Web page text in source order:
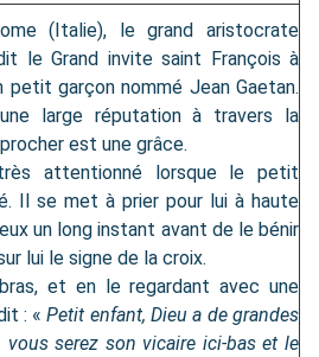
(Italie), le grand aristocrate
le Grand invite saint François à
petit garçon nommé Jean Gaetan.
large réputation à travers la
est une grâce.
attentionné lorsque le petit
Il se met à prier pour lui à haute
un long instant avant de le bénir
lui le signe de la croix.
et en le regardant avec une
: «Petit enfant, Dieu a de grandes
vous serez son vicaire ici-bas et le